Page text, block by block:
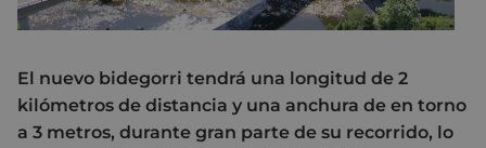
El nuevo bidegorri tendrá una longitud de 2
kilómetros de distancia y una anchura de en torno
a 3 metros, durante gran parte de su recorrido, lo